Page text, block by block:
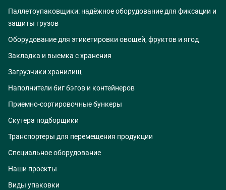
Паллетоупаковщики: надёжное оборудование для фиксации и
защиты грузов
Оборудование для этикетировки овощей, фруктов и ягод
Закладка и выемка с хранения
Загрузчики хранилищ
Наполнители биг бэгов и контейнеров
Приемно-сортировочные бункеры
Скутера подборщики
Транспортеры для перемещения продукции
Специальное оборудование
Наши проекты
Виды упаковки